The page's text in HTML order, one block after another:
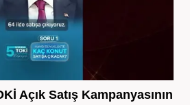
Açık Satış Kampanyasının